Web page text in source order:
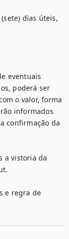
dias úteis,
eventuais
poderá ser
o valor, forma
informados
confirmação da
a vistoria da
e regra de